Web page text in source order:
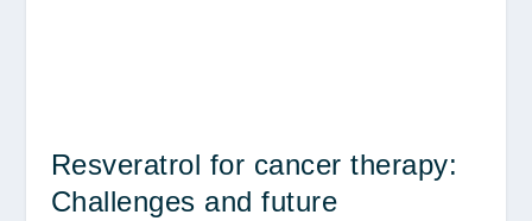
Resveratrol for cancer therapy:
Challenges and future